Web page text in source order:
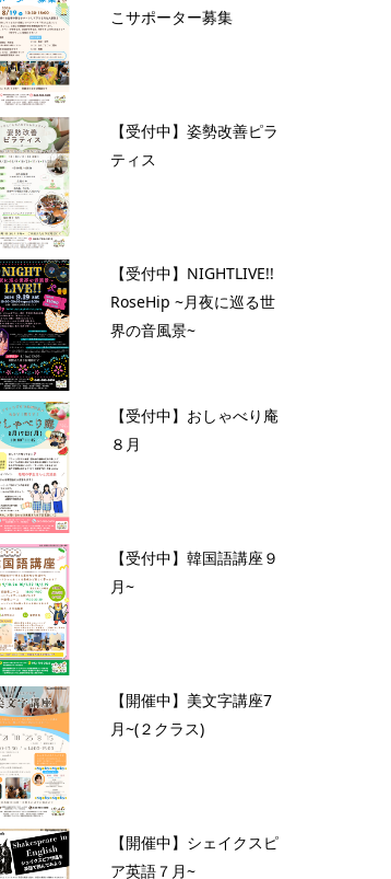
こサポーター募集
【受付中】姿勢改善ピラ
ティス
【受付中】NIGHTLIVE!!
RoseHip ~月夜に巡る世
界の音風景~
【受付中】おしゃべり庵
８月
【受付中】韓国語講座９
月~
【開催中】美文字講座7
月~(２クラス)
【開催中】シェイクスピ
ア英語７月~